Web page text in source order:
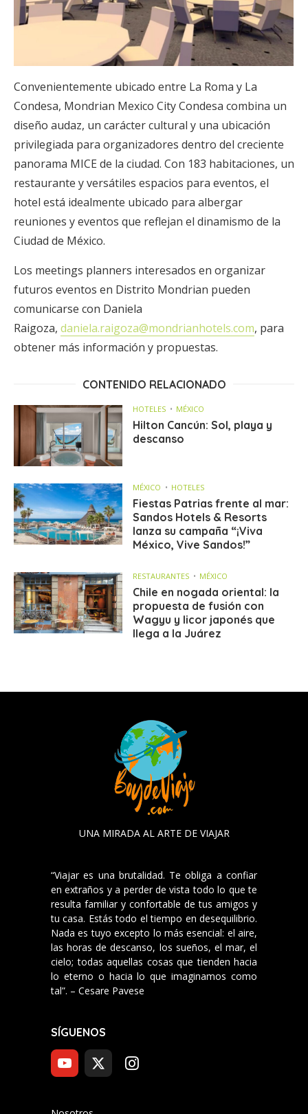
Convenientemente ubicado entre La Roma y La
Condesa, Mondrian Mexico City Condesa combina un
diseño audaz, un carácter cultural y una ubicación
privilegiada para organizadores dentro del creciente
panorama MICE de la ciudad. Con 183 habitaciones, un
restaurante y versátiles espacios para eventos, el
hotel está idealmente ubicado para albergar
reuniones y eventos que reflejan el dinamismo de la
Ciudad de México.
Los meetings planners interesados en organizar
futuros eventos en Distrito Mondrian pueden
comunicarse con Daniela
Raigoza, daniela.raigoza@mondrianhotels.com, para
obtener más información y propuestas.
CONTENIDO RELACIONADO
HOTELES MÉXICO
Hilton Cancún: Sol, playa y
descanso
MÉXICO HOTELES
Fiestas Patrias frente al mar:
Sandos Hotels & Resorts
lanza su campaña “¡Viva
México, Vive Sandos!”
RESTAURANTES MÉXICO
Chile en nogada oriental: la
propuesta de fusión con
Wagyu y licor japonés que
llega a la Juárez
UNA MIRADA AL ARTE DE VIAJAR
“Viajar es una brutalidad. Te obliga a confiar
en extraños y a perder de vista todo lo que te
resulta familiar y confortable de tus amigos y
tu casa. Estás todo el tiempo en desequilibrio.
Nada es tuyo excepto lo más esencial: el aire,
las horas de descanso, los sueños, el mar, el
cielo; todas aquellas cosas que tienden hacia
lo eterno o hacia lo que imaginamos como
tal”. – Cesare Pavese
SÍGUENOS